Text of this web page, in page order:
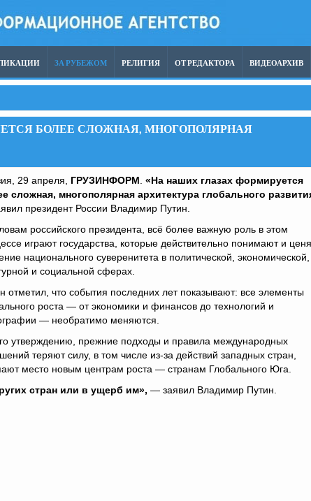
ЗА РУБЕЖОМ РЕЛИГИЯ ОТ РЕДАКТОРА ВИДЕОАРХИВ
БОЛЕЕ СЛОЖНАЯ, МНОГОПОЛЯРНАЯ
29 апреля, ГРУЗИНФОРМ «На наших глазах формируется
сложная, многополярная архитектура глобального
президент России Владимир Путин.
российского президента, всё более важную роль в этом
играют государства, которые действительно понимают и
национального суверенитета в политической, экономической,
и социальной сферах.
отметил, что события последних лет показывают: все элементы
роста — от экономики и финансов до технологий и
— необратимо меняются.
утверждению, прежние подходы и правила международных
теряют силу, в том числе из-за действий западных стран,
место новым центрам роста — странам Глобального Юга.
стран или в ущерб им», — заявил Владимир Путин.